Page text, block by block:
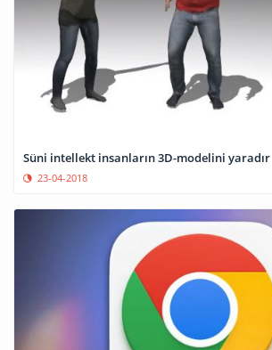
Süni intellekt insanların 3D-modelini yaradır
23-04-2018